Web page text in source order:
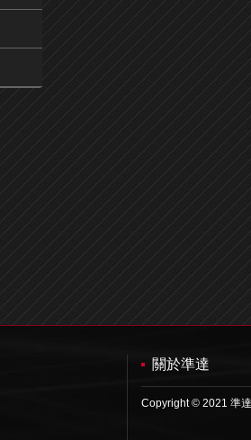
關於準達
Copyright © 2021 準